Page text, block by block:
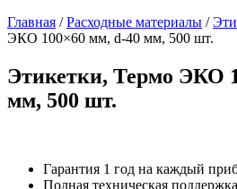
Главная /Расходные материалы /
ЭКО 100×60 мм, d-40 мм, 500 шт.
Этикетки, Термо ЭКО
мм, 500 шт.
Гарантия 1 год на каждый
Полная техническая поддержка